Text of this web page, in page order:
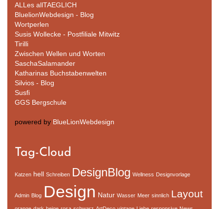
ALLes allTAEGLICH
BluelionWebdesign - Blog
Wortperlen
Susis Wollecke - Postfiliale Mitwitz
Tirilli
Zwischen Wellen und Worten
SaschaSalamander
Katharinas Buchstabenwelten
Silvios - Blog
Susfi
GGS Bergschule
powered by BlueLionWebdesign
Tag-Cloud
Katzen hell Schreiben DesignBlog Wellness Designvorlage
Admin Blog Design Natur Wasser Meer sinnlich Layout